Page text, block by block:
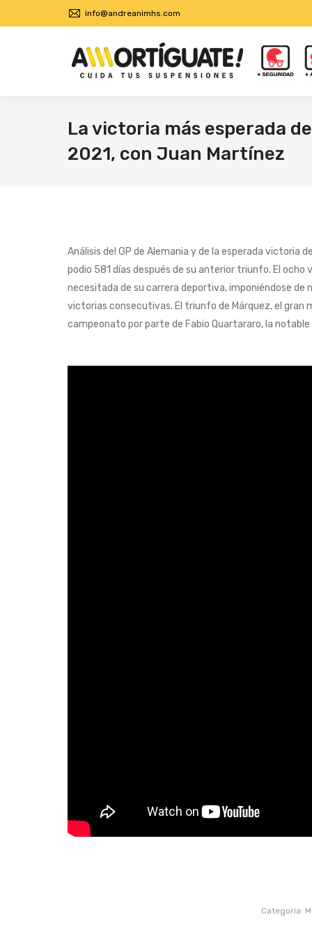
info@andreanimhs.com
La victoria más esperada
2021, con Juan Martínez
Análisis del GP de Alemania y de la esperada victoria
podio 581 días después de su anterior triunfo. El
necesitada de su carrera deportiva, imponiéndose de
victorias consecutivas. El triunfo de Márquez, el gran
campeonato por parte de Fabio Quartararo, la
Categoría: